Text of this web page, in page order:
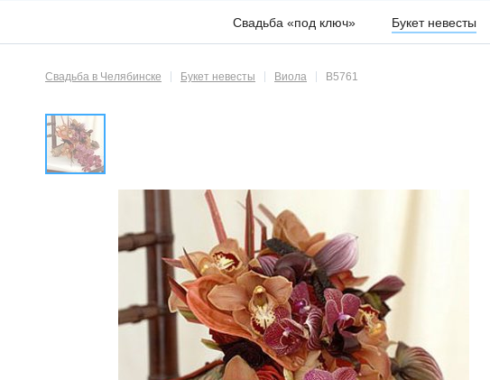
Свадьба «под ключ» Букет невесты
Свадьба в Челябинске Букет невесты Виола В5761